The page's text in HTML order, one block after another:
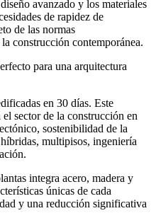
avanzado y los materiales
de rapidez de
de las normas
construcción contemporánea.
para una arquitectura
en 30 días. Este
sector de la construcción en
sostenibilidad de la
multipisos, ingeniería
.
integra acero, madera y
únicas de cada
y una reducción significativa